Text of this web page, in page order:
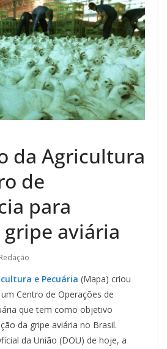
da Agricultura
de
para
aviária
Redação
e Pecuária (Mapa) criou
Centro de Operações de
que tem como objetivo
da gripe aviária no Brasil.
da União (DOU) de hoje, a